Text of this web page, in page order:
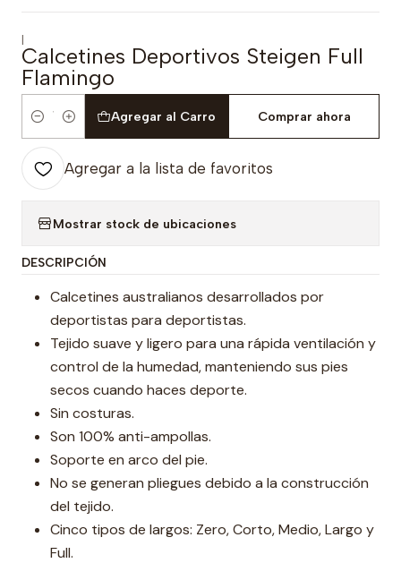
|
Calcetines Deportivos Steigen Full
Flamingo
Cantidad
Agregar al Carro Comprar ahora
Agregar a la lista de favoritos
Mostrar stock de ubicaciones
DESCRIPCIÓN
Calcetines australianos desarrollados por
deportistas para deportistas.
Tejido suave y ligero para una rápida ventilación y
control de la humedad, manteniendo sus pies
secos cuando haces deporte.
Sin costuras.
Son 100% anti-ampollas.
Soporte en arco del pie.
No se generan pliegues debido a la construcción
del tejido.
Cinco tipos de largos: Zero, Corto, Medio, Largo y
Full.